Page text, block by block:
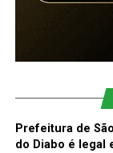
Prefeitura de
do Diabo é legal